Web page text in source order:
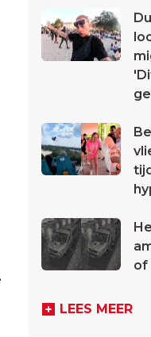
of
LEES MEER